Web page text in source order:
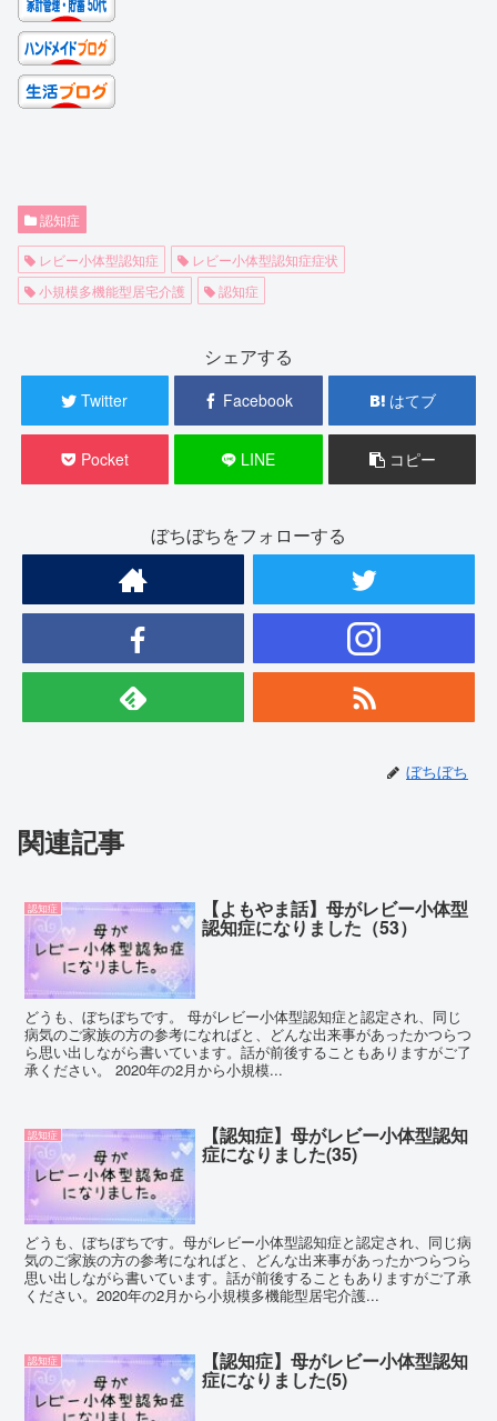
認知症
レビー小体型認知症
レビー小体型認知症症状
小規模多機能型居宅介護
認知症
シェアする
Twitter Facebook はてブ
Pocket LINE コピー
ぼちぼちをフォローする
ぼちぼち
関連記事
認知症 【よもやま話】母がレビー小体型
認知症になりました（53）
どうも、ぼちぼちです。 母がレビー小体型認知症と認定され、同じ
病気のご家族の方の参考になればと、どんな出来事があったかつらつ
ら思い出しながら書いています。話が前後することもありますがご了
承ください。 2020年の2月から小規模...
認知症 【認知症】母がレビー小体型認知
症になりました(35)
どうも、ぼちぼちです。母がレビー小体型認知症と認定され、同じ病
気のご家族の方の参考になればと、どんな出来事があったかつらつら
思い出しながら書いています。話が前後することもありますがご了承
ください。2020年の2月から小規模多機能型居宅介護...
認知症 【認知症】母がレビー小体型認知
症になりました(5)